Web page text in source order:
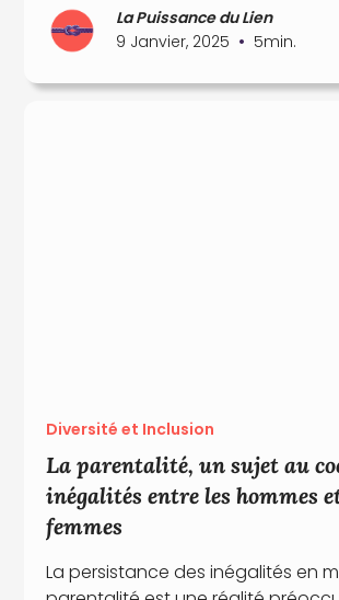
La Puissance du Lien
9 Janvier, 2025 • 5min.
Diversité et Inclusion
La parentalité, un sujet au
inégalités entre les hommes
femmes
La persistance des inégalités en